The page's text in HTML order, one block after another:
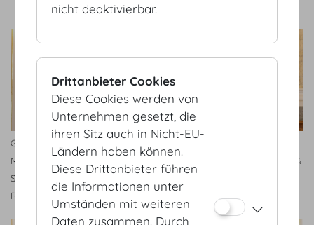
Geschäftsführer Armin Egger,
MBA und Leiterin Marketing &
Sales Mag.(FH) Barabara
Riedl, MSc, ppa.
MBA und Leiterin Marketing &
nicht deaktivierbar.
Drittanbieter Cookies
Diese Cookies werden von
Unternehmen gesetzt, die
ihren Sitz auch in Nicht-EU-
Ländern haben können.
Diese Drittanbieter führen
die Informationen unter
Umständen mit weiteren
Daten zusammen. Durch